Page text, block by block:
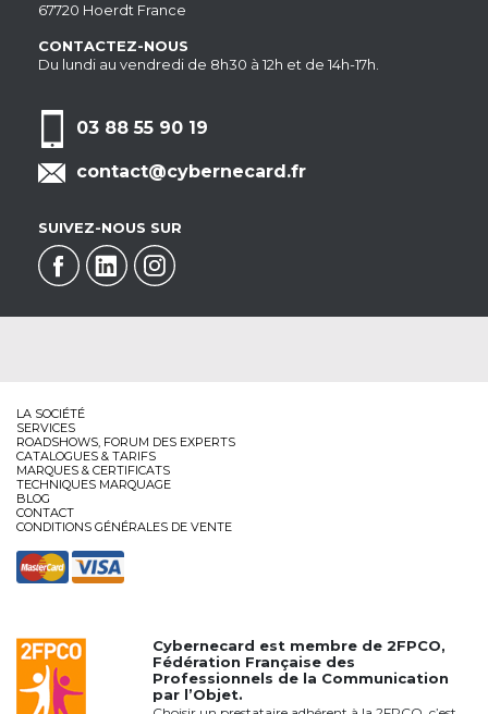
67720 Hoerdt France
CONTACTEZ-NOUS
Du lundi au vendredi de 8h30 à 12h et de 14h-17h.
03 88 55 90 19
contact@cybernecard.fr
SUIVEZ-NOUS SUR
LA SOCIÉTÉ
SERVICES
ROADSHOWS, FORUM DES EXPERTS
CATALOGUES & TARIFS
MARQUES & CERTIFICATS
TECHNIQUES MARQUAGE
BLOG
CONTACT
CONDITIONS GÉNÉRALES DE VENTE
Cybernecard est membre de2FPCO,
Fédération Française des
Professionnels de la Communication
par l’Objet.